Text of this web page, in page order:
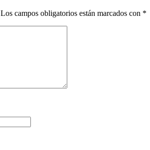
Los campos obligatorios están marcados con *